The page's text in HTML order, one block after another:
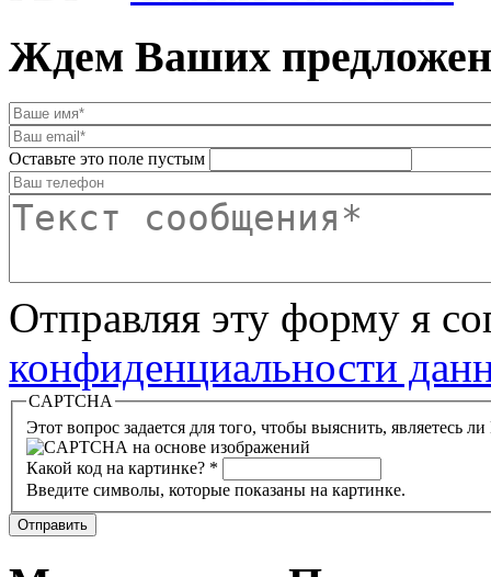
Ждем Ваших
Оставьте это поле пустым
Отправляя эту форму я
конфиденциальности
CAPTCHA
Этот вопрос задается для того, чтобы выяснить, являетесь
Какой код на картинке? *
Введите символы, которые показаны на картинке.
Отправить